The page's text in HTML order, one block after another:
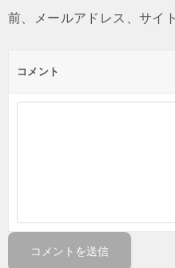
前、メールアドレス、サイ
コメント